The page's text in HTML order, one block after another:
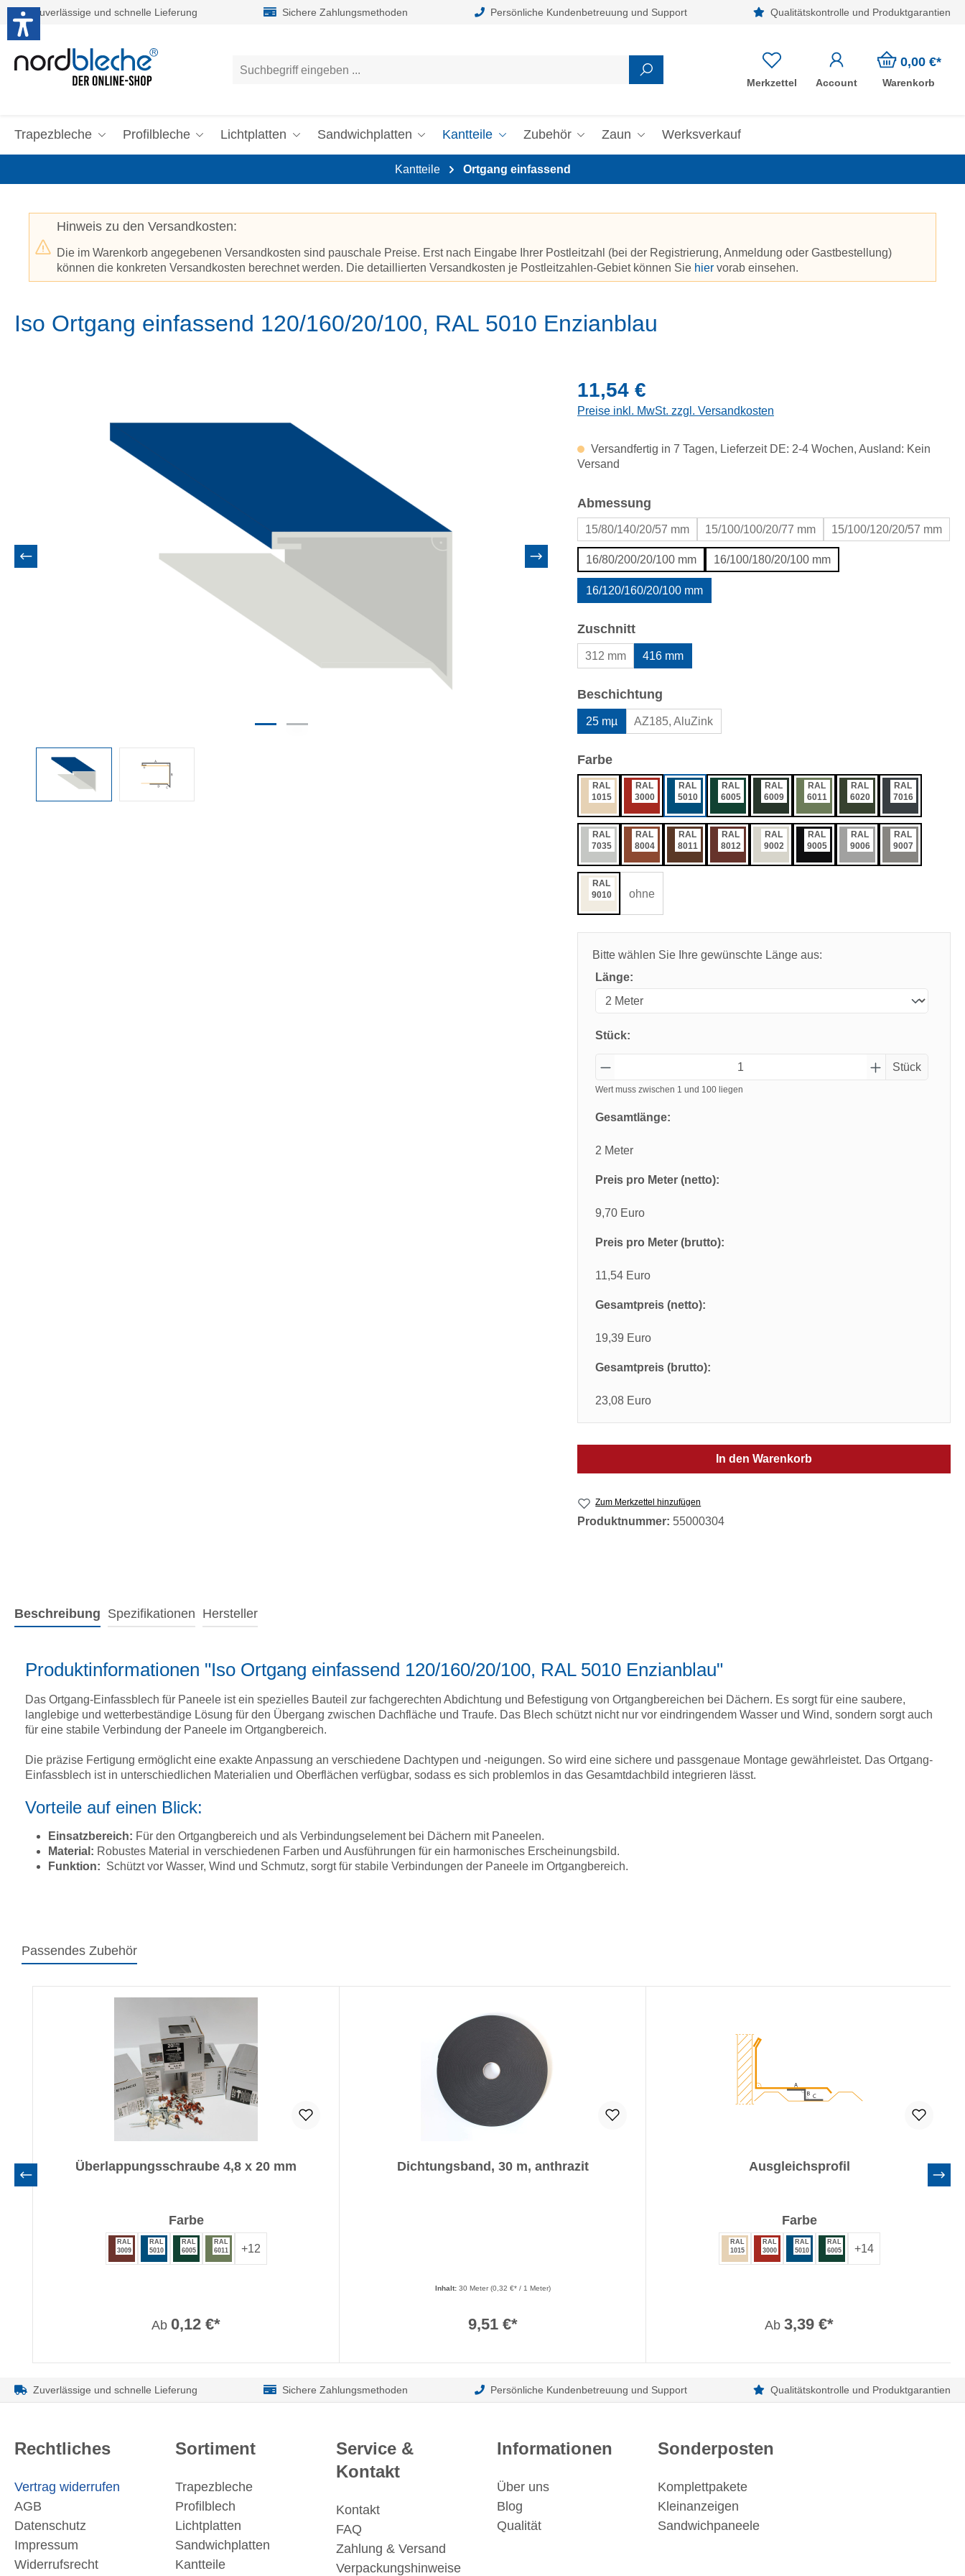
Hauptinhalt springen
Zur Suche springen
Zuverlässige und schnelle Lieferung Sichere Zahlungsmethoden Persönliche Kundenbetreuung und Support Qualitätskontrolle und Produktgarantien
Merkzettel Account
0,00 €*
Warenkorb
Trapezbleche Profilbleche Lichtplatten Sandwichplatten Kantteile Zubehör Zaun Werksverkauf
Kantteile Ortgang einfassend
Hinweis zu den Versandkosten:
Die im Warenkorb angegebenen Versandkosten sind pauschale Preise. Erst nach Eingabe Ihrer Postleitzahl (bei der Registrierung, Anmeldung oder Gastbestellung)
können die konkreten Versandkosten berechnet werden. Die detaillierten Versandkosten je Postleitzahlen-Gebiet können Sie hier vorab einsehen.
Iso Ortgang einfassend 120/160/20/100, RAL 5010 Enzianblau
Regulärer Preis:
11,54 €
Preise inkl. MwSt. zzgl. Versandkosten
Versandfertig in 7 Tagen, Lieferzeit DE: 2-4 Wochen, Ausland: Kein
Versand
Abmessung
15/80/140/20/57 mm 15/100/100/20/77 mm 15/100/120/20/57 mm
16/80/200/20/100 mm 16/100/180/20/100 mm
16/120/160/20/100 mm
Zuschnittauswählen
312 mm 416 mm
Beschichtung
25 mµ AZ185, AluZink
Farbeauswählen
RAL
1015
RAL
3000
RAL
5010
RAL
6005
RAL
6009
RAL
6011
RAL
6020
RAL
7016
RAL
7035
RAL
8004
RAL
8011
RAL
8012
RAL
9002
RAL
9005
RAL
9006
RAL
9007
RAL
9010
ohne
Bitte wählen Sie Ihre gewünschte Länge aus:
Länge:
Stück:
Stück
Wert muss zwischen 1 und 100 liegen
Gesamtlänge:
2 Meter
Preis pro Meter (netto):
9,70 Euro
Preis pro Meter (brutto):
11,54 Euro
Gesamtpreis (netto):
19,39 Euro
Gesamtpreis (brutto):
23,08 Euro
In den Warenkorb
Zum Merkzettel hinzufügen
Produktnummer: 55000304
Beschreibung Spezifikationen Hersteller
Produktinformationen "Iso Ortgang einfassend 120/160/20/100, RAL 5010 Enzianblau"
Das Ortgang-Einfassblech für Paneele ist ein spezielles Bauteil zur fachgerechten Abdichtung und Befestigung von Ortgangbereichen bei Dächern. Es sorgt für eine saubere,
langlebige und wetterbeständige Lösung für den Übergang zwischen Dachfläche und Traufe. Das Blech schützt nicht nur vor eindringendem Wasser und Wind, sondern sorgt auch
für eine stabile Verbindung der Paneele im Ortgangbereich.
Die präzise Fertigung ermöglicht eine exakte Anpassung an verschiedene Dachtypen und -neigungen. So wird eine sichere und passgenaue Montage gewährleistet. Das Ortgang-
Einfassblech ist in unterschiedlichen Materialien und Oberflächen verfügbar, sodass es sich problemlos in das Gesamtdachbild integrieren lässt.
Vorteile auf einen Blick:
Einsatzbereich: Für den Ortgangbereich und als Verbindungselement bei Dächern mit Paneelen.
Material: Robustes Material in verschiedenen Farben und Ausführungen für ein harmonisches Erscheinungsbild.
Funktion: Schützt vor Wasser, Wind und Schmutz, sorgt für stabile Verbindungen der Paneele im Ortgangbereich.
Passendes Zubehör
Überlappungsschraube 4,8 x 20 mm
Farbeauswählen
RAL
3009
RAL
5010
RAL
6005
RAL
6011
+12
Ab 0,12 €*
Dichtungsband, 30 m, anthrazit
Inhalt: 30 Meter (0,32 €* / 1 Meter)
9,51 €*
Ausgleichsprofil
Farbeauswählen
RAL
1015
RAL
3000
RAL
5010
RAL
6005
+14
Ab 3,39 €*
Zuverlässige und schnelle Lieferung Sichere Zahlungsmethoden Persönliche Kundenbetreuung und Support Qualitätskontrolle und Produktgarantien
Rechtliches
Vertrag widerrufen
AGB
Datenschutz
Impressum
Widerrufsrecht
Sortiment
Trapezbleche
Profilblech
Lichtplatten
Sandwichplatten
Kantteile
Service &
Kontakt
Kontakt
FAQ
Zahlung & Versand
Verpackungshinweise
Informationen
Über uns
Blog
Qualität
Sonderposten
Komplettpakete
Kleinanzeigen
Sandwichpaneele